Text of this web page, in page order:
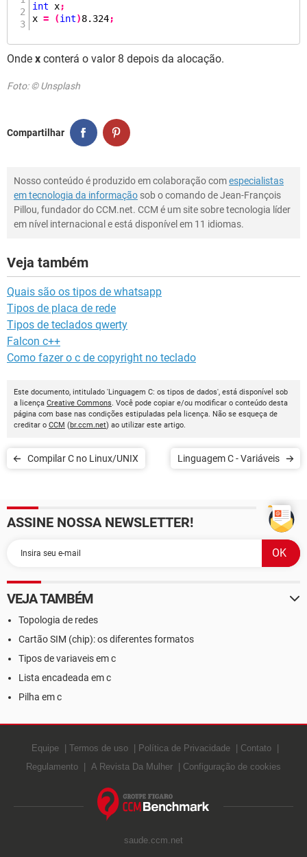
int x;
x = (int)8.324;
Onde x conterá o valor 8 depois da alocação.
Foto: © Unsplash
Compartilhar
Nosso conteúdo é produzido em colaboração comespecialistas
em tecnologia da informação sob o comando de Jean-François
Pillou, fundador do CCM.net. CCM é um site sobre tecnologia líder
em nível internacional e está disponível em 11 idiomas.
Veja também
Quais são os tipos de whatsapp
Tipos de placa de rede
Tipos de teclados qwerty
Falcon c++
Como fazer o c de copyright no teclado
Este documento, intitulado 'Linguagem C: os tipos de dados', está disponível sob
a licença Creative Commons. Você pode copiar e/ou modificar o conteúdo desta
página com base nas condições estipuladas pela licença. Não se esqueça de
creditar o CCM (br.ccm.net) ao utilizar este artigo.
Compilar C no Linux/UNIX Linguagem C - Variáveis
ASSINE NOSSA NEWSLETTER!
VEJA TAMBÉM
Topologia de redes
Cartão SIM (chip): os diferentes formatos
Tipos de variaveis em c
Lista encadeada em c
Pilha em c
Equipe Termos de uso Política de Privacidade
Contato
Regulamento
A Revista Da Mulher Configuração de cookies
saude.ccm.net